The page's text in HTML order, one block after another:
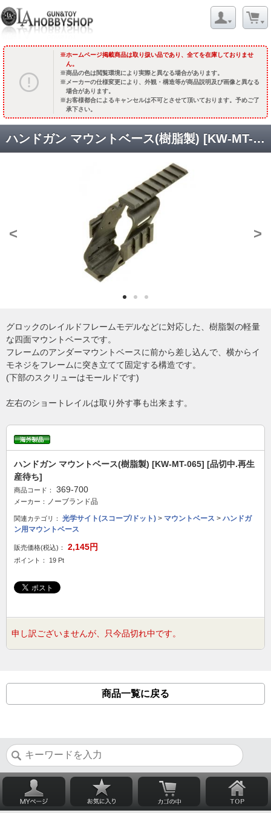
ホームページ掲載商品は取り扱い品であり、全てを在庫しておりませ
ん。
商品の色は閲覧環境により実際と異なる場合があります。
メーカーの仕様変更により、外観・構造等が商品説明及び画像と異なる
場合があります。
お客様都合によるキャンセルは不可とさせて頂いております。予めご了
承下さい。
ハンドガン マウントベース(樹脂製) [KW-MT-065] [品切中.再生産待ち]
< >
グロックのレイルドフレームモデルなどに対応した、樹脂製の軽量
な四面マウントベースです。
フレームのアンダーマウントベースに前から差し込んで、横からイ
モネジをフレームに突き立てて固定する構造です。
(下部のスクリューはモールドです)
左右のショートレイルは取り外す事も出来ます。
ハンドガン マウントベース(樹脂製) [KW-MT-065] [品切中.再生
産待ち]
商品コード： 369-700
メーカー： ノーブランド品
関連カテゴリ： 光学サイト(スコープ/ドット) > マウントベース > ハンドガ
ン用マウントベース
販売価格(税込)： 2,145円
ポイント： 19 Pt
申し訳ございませんが、只今品切れ中です。
商品一覧に戻る